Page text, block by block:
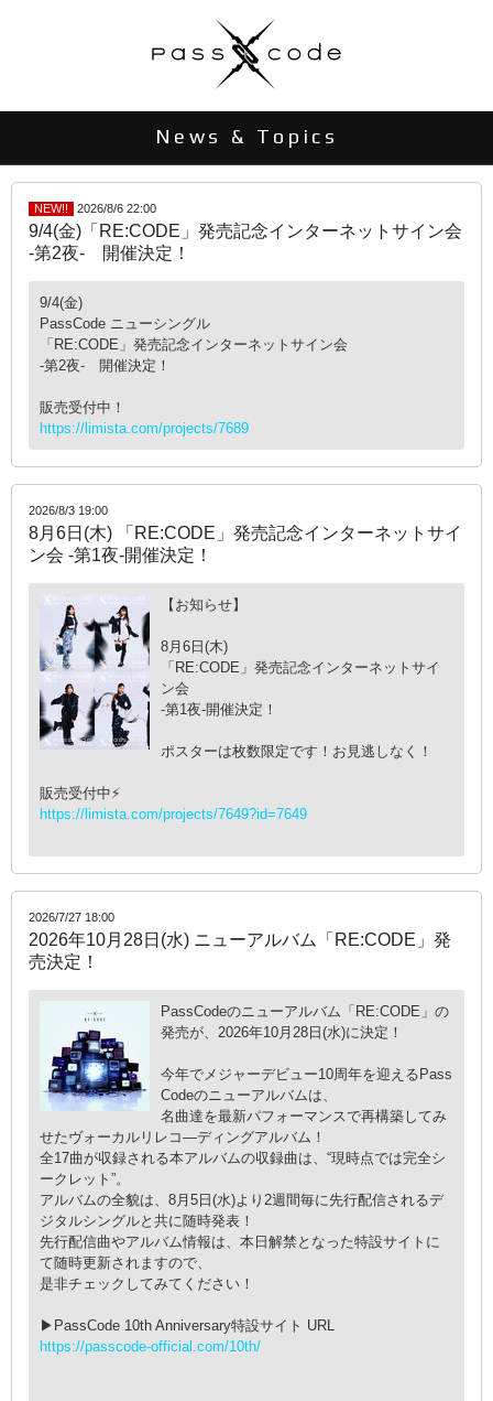
News & Topics
NEW!! 2026/8/6 22:00
9/4(金)「RE:CODE」発売記念インターネットサイン会
-第2夜- 開催決定！
9/4(金)
PassCode ニューシングル
「RE:CODE」発売記念インターネットサイン会
-第2夜- 開催決定！
販売受付中！
https://limista.com/projects/7689
2026/8/3 19:00
8月6日(木) 「RE:CODE」発売記念インターネットサイ
ン会 -第1夜-開催決定！
【お知らせ】
8月6日(木)
「RE:CODE」発売記念インターネットサイ
ン会
-第1夜-開催決定！
ポスターは枚数限定です！お見逃しなく！
販売受付中⚡️
https://limista.com/projects/7649?id=7649
2026/7/27 18:00
2026年10月28日(水) ニューアルバム「RE:CODE」発
売決定！
PassCodeのニューアルバム「RE:CODE」の
発売が、2026年10月28日(水)に決定！
今年でメジャーデビュー10周年を迎えるPass
Codeのニューアルバムは、
名曲達を最新パフォーマンスで再構築してみ
せたヴォーカルリレコ―ディングアルバム！
全17曲が収録される本アルバムの収録曲は、“現時点では完全シ
ークレット”。
アルバムの全貌は、8月5日(水)より2週間毎に先行配信されるデ
ジタルシングルと共に随時発表！
先行配信曲やアルバム情報は、本日解禁となった特設サイトに
て随時更新されますので、
是非チェックしてみてください！
▶PassCode 10th Anniversary特設サイト URL
https://passcode-official.com/10th/